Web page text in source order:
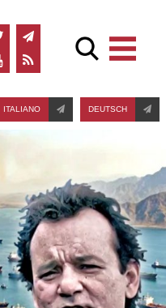
ITALIANO DEUTSCH